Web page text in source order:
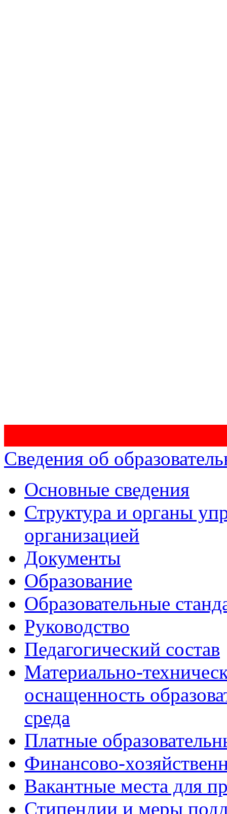
Сведения об
Основные сведения
Структура и органы
организацией
Документы
Образование
Образовательные
Руководство
Педагогический состав
Материально-
оснащенность
среда
Платные
Финансово-
Вакантные места для
Стипендии и меры